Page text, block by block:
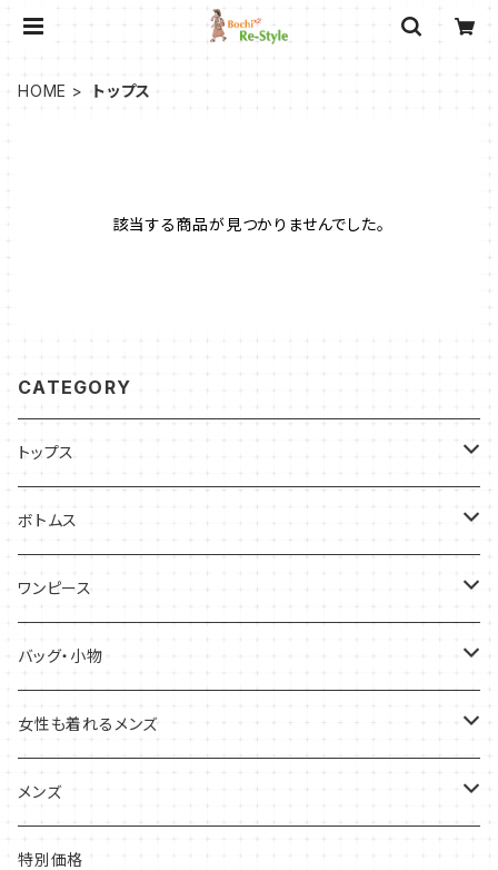
HOME トップス
該当する商品が見つかりませんでした。
CATEGORY
トップス
半袖・ノースリーブ
五分袖・七分袖
長袖
カーディガン
ベスト
ボトムス
スカート
ひざ丈
ロング丈
パンツ
ワンピース
半袖・ノースリーブ
五分袖・七分袖
長袖
ひざ丈
バッグ・小物
バッグ
ハンドバッグ
トートバッグ
小物
女性も着れるメンズ
半袖
長袖
メンズ
半袖
特別価格